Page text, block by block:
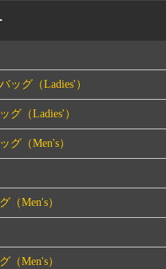
ッグ（Ladies'）
グ（Ladies'）
グ（Men's）
（Men's）
（Men's）